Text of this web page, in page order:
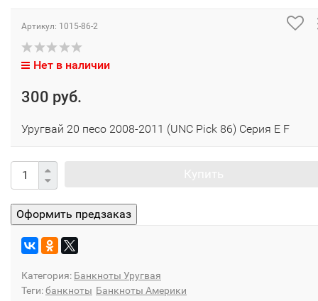
Артикул: 1015-86-2
Нет в наличии
300 руб.
Уругвай 20 песо 2008-2011 (UNC Pick 86) Серия E F
Категория: Банкноты Уругвая
Теги:банкноты Банкноты Америки